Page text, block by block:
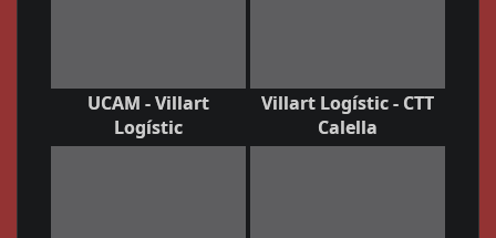
UCAM - Villart
Logístic
Villart Logístic - CTT
Calella